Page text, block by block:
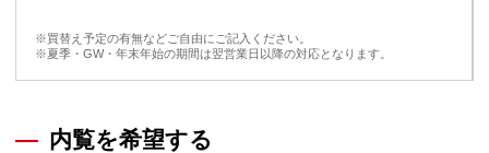
※買替え予定の有無などご自由にご記入ください。
※夏季・GW・年末年始の期間は翌営業日以降の対応となります。
内覧を希望する